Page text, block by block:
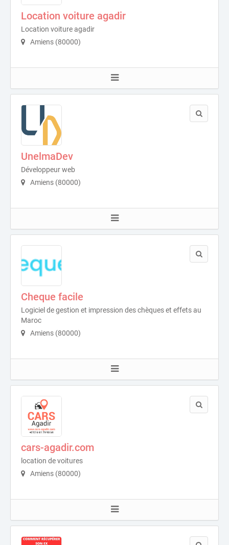
Location voiture agadir
Location voiture agadir
Amiens (80000)
UnelmaDev
Développeur web
Amiens (80000)
Cheque facile
Logiciel de gestion et impression des chèques et effets au
Maroc
Amiens (80000)
cars-agadir.com
location de voitures
Amiens (80000)